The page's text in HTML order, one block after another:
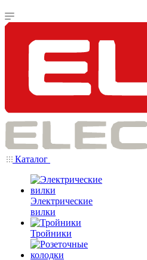
Каталог
Электрические
вилки
Тройники